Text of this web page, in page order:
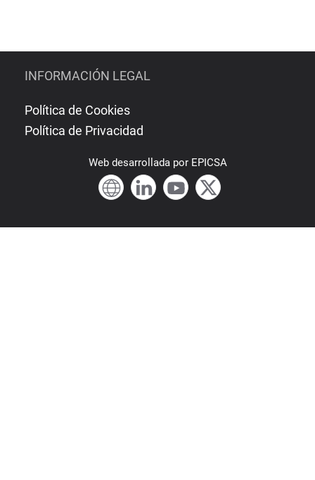
INFORMACIÓN LEGAL
Política de Cookies
Política de Privacidad
Webdesarrollada por EPICSA